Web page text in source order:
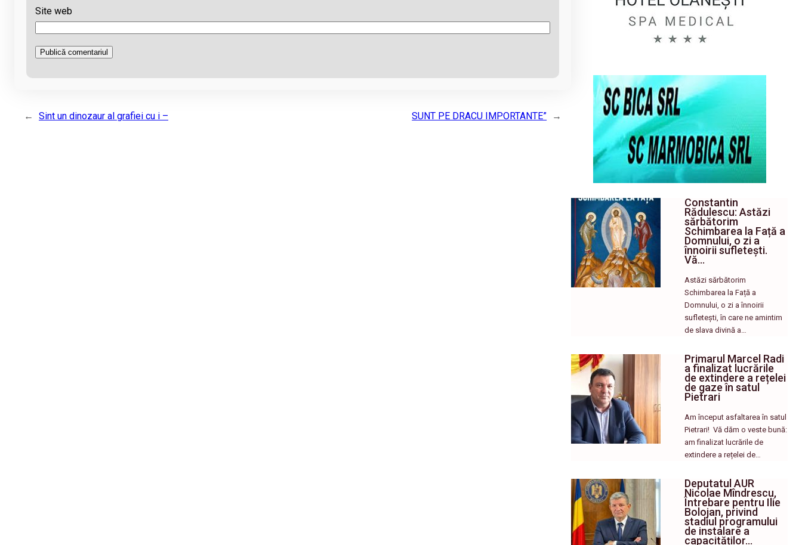
Site web
← Sint un dinozaur al grafiei cu i – SUNT PE DRACU IMPORTANTE” →
Constantin
Rădulescu: Astăzi
sărbătorim
Schimbarea la Față a
Domnului, o zi a
înnoirii sufletești.
Vă…
Astăzi sărbătorim
Schimbarea la Față a
Domnului, o zi a înnoirii
sufletești, în care ne amintim
de slava divină a…
Primarul Marcel Radi
a finalizat lucrările
de extindere a rețelei
de gaze în satul
Pietrari
Am început asfaltarea în satul
Pietrari! ​ Vă dăm o veste bună:
am finalizat lucrările de
extindere a rețelei de…
Deputatul AUR
Nicolae Mîndrescu,
Întrebare pentru Ilie
Bolojan, privind
stadiul programului
de instalare a
capacităților…